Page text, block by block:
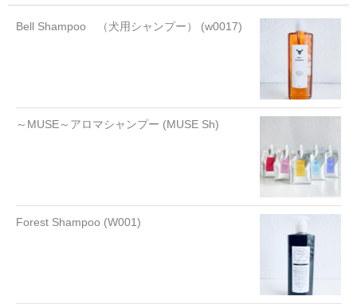
Bell Shampoo （犬用シャンプー） (w0017)
～MUSE～アロマシャンプー (MUSE Sh)
Forest Shampoo (W001)